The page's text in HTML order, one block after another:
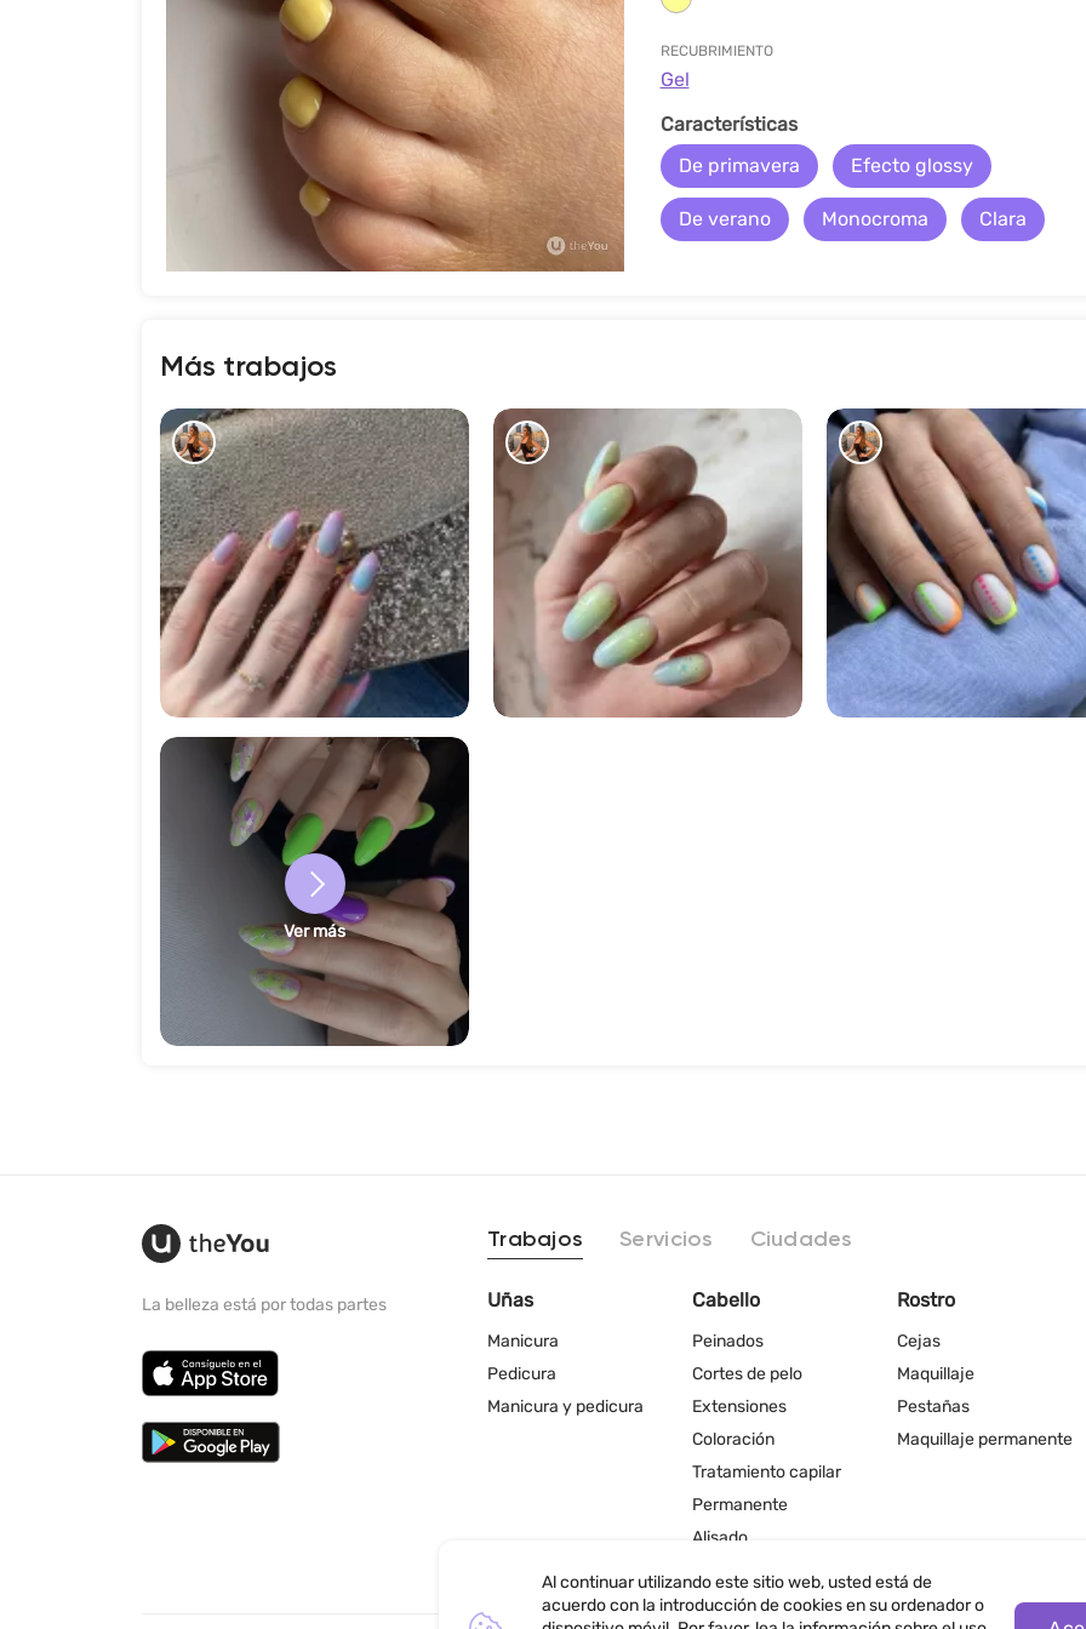
RECUBRIMIENTO
Gel
Características
De primavera
Efecto glossy
De verano Monocroma Clara
Más trabajos
5378 5697 5454
Ver más
La belleza está por todas partes
Trabajos Servicios Ciudades
Uñas
Manicura
Pedicura
Manicura y pedicura
Cabello
Peinados
Cortes de pelo
Extensiones
Coloración
Tratamiento capilar
Permanente
Alisado
Rostro
Cejas
Maquillaje
Pestañas
Maquillaje permanente
Al continuar utilizando este sitio web, usted está de
acuerdo con la introducción de cookies en su ordenador o